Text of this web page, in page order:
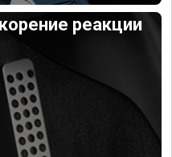
реакции